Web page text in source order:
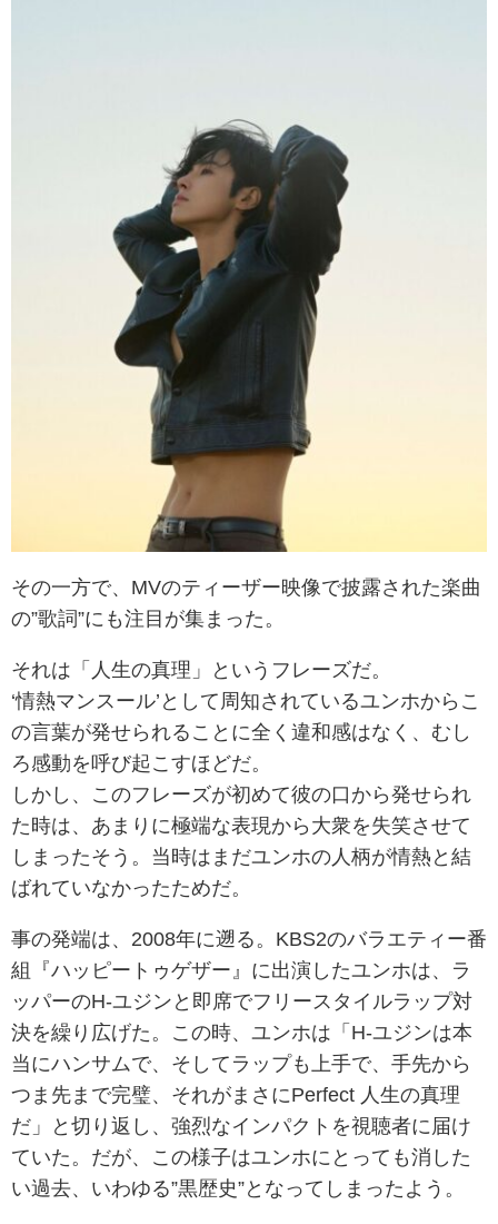
その一方で、MVのティーザー映像で披露された楽曲
の”歌詞”にも注目が集まった。
それは「人生の真理」というフレーズだ。
‘情熱マンスール’として周知されているユンホからこ
の言葉が発せられることに全く違和感はなく、むし
ろ感動を呼び起こすほどだ。
しかし、このフレーズが初めて彼の口から発せられ
た時は、あまりに極端な表現から大衆を失笑させて
しまったそう。当時はまだユンホの人柄が情熱と結
ばれていなかったためだ。
事の発端は、2008年に遡る。KBS2のバラエティー番
組『ハッピートゥゲザー』に出演したユンホは、ラ
ッパーのH-ユジンと即席でフリースタイルラップ対
決を繰り広げた。この時、ユンホは「H-ユジンは本
当にハンサムで、そしてラップも上手で、手先から
つま先まで完璧、それがまさにPerfect 人生の真理
だ」と切り返し、強烈なインパクトを視聴者に届け
ていた。だが、この様子はユンホにとっても消した
い過去、いわゆる”黒歴史”となってしまったよう。